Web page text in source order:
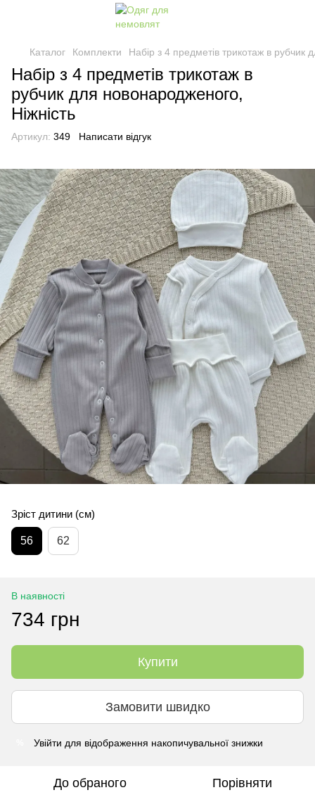
Каталог Комплекти Набір з 4 предметів трикотаж в рубчик
Набір з 4 предметів трикотаж в
рубчик для новонародженого,
Ніжність
Артикул: 349 Написати відгук
Зріст дитини (см)
56 62
В наявності
734 грн
Купити
Замовити швидко
Увійти для відображення накопичувальної знижки
До обраного Порівняти